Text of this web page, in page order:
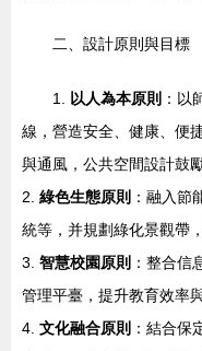
二、設計原則與目標
1. 以人為本原則 ：以
線，營造安全、健康、便
與通風，公共空間設計鼓
2. 綠色生態原則 ：融入節
統等，并規劃綠化景觀帶
3. 智慧校園原則 ：整合信
管理平臺，提升教育效率
4. 文化融合原則 ：結合保